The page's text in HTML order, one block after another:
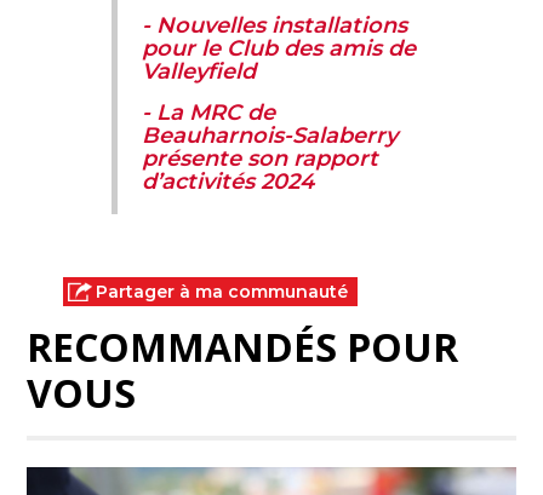
- Nouvelles installations
pour le Club des amis de
Valleyfield
- La MRC de
Beauharnois-Salaberry
présente son rapport
d’activités 2024
Partager à ma communauté
RECOMMANDÉS POUR
VOUS